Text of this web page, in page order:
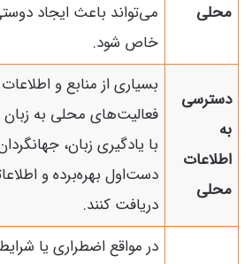
محلی
می‌تواند باعث ایجاد
خاص شود.
دسترسی
به
اطلاعات
محلی
بسیاری از منابع و
فعالیت‌های محلی به
با یادگیری زبان،
دست‌اول بهره‌برده و
دریافت کنند.
در مواقع اضطراری یا